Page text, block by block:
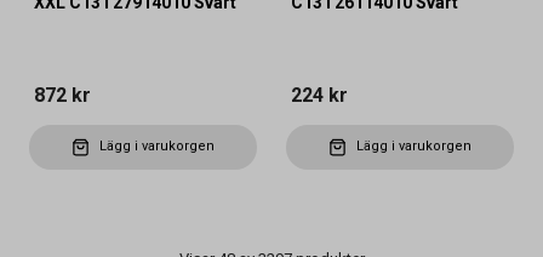
872 kr
Lägg i varukorgen
224 kr
Lägg i varukorgen